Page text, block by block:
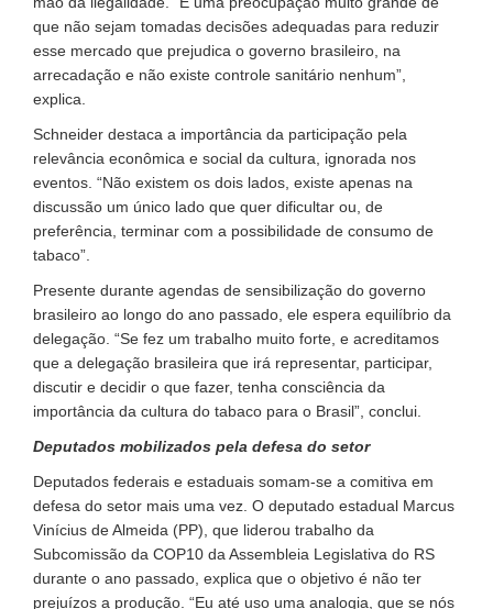
que não sejam tomadas decisões adequadas para reduzir
esse mercado que prejudica o governo brasileiro, na
arrecadação e não existe controle sanitário nenhum”,
explica.
Schneider destaca a importância da participação pela
relevância econômica e social da cultura, ignorada nos
eventos. “Não existem os dois lados, existe apenas na
discussão um único lado que quer dificultar ou, de
preferência, terminar com a possibilidade de consumo de
tabaco”.
Presente durante agendas de sensibilização do governo
brasileiro ao longo do ano passado, ele espera equilíbrio da
delegação. “Se fez um trabalho muito forte, e acreditamos
que a delegação brasileira que irá representar, participar,
discutir e decidir o que fazer, tenha consciência da
importância da cultura do tabaco para o Brasil”, conclui.
Deputados mobilizados pela defesa do setor
Deputados federais e estaduais somam-se a comitiva em
defesa do setor mais uma vez. O deputado estadual Marcus
Vinícius de Almeida (PP), que liderou trabalho da
Subcomissão da COP10 da Assembleia Legislativa do RS
durante o ano passado, explica que o objetivo é não ter
prejuízos a produção. “Eu até uso uma analogia, que se nós